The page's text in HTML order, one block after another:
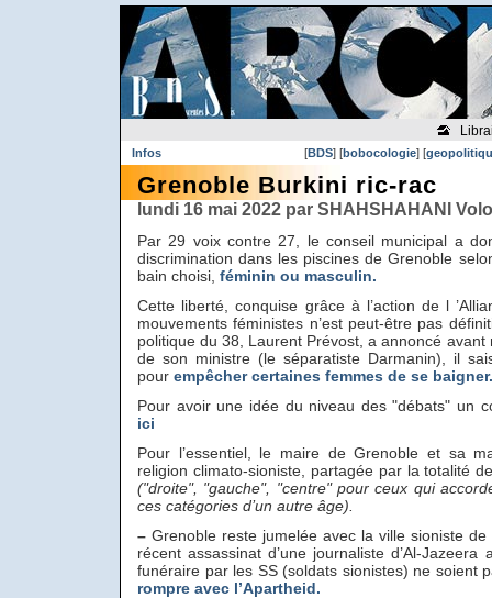
[BDS] [bobocologie] [
Infos
Grenoble Burkini ric-rac
lundi 16 mai 2022 par SHAHSHAHANI
Par 29 voix contre 27, le conseil municipal a
discrimination dans les piscines de Grenoble
bain choisi, féminin ou masculin.
Cette liberté, conquise grâce à l’action de l
mouvements féministes n’est peut-être pas
politique du 38, Laurent Prévost, a annoncé
de son ministre (le séparatiste Darmanin), il
pour empêcher certaines femmes de se baigner.
Pour avoir une idée du niveau des "débats" un
ici
Pour l’essentiel, le maire de Grenoble et sa
religion climato-sioniste, partagée par la totalité
("droite", "gauche", "centre" pour ceux qui
ces catégories d’un autre âge).
– Grenoble reste jumelée avec la ville sioniste de
récent assassinat d’une journaliste d’Al-Jazeera
funéraire par les SS (soldats sionistes) ne soient
rompre avec l’Apartheid.